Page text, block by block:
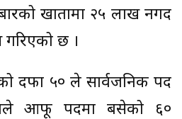
खातामा २५ लाख नगद
छ ।
दफा ५० ले सार्वजनिक पद
आफू पदमा बसेको ६०